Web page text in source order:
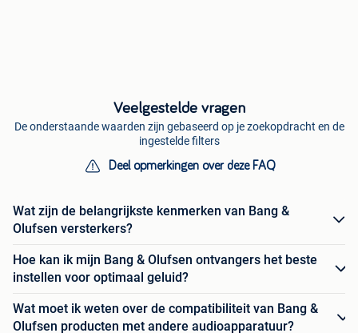
Veelgestelde vragen
De onderstaande waarden zijn gebaseerd op je zoekopdracht en de
ingestelde filters
Deel opmerkingen over deze FAQ
Wat zijn de belangrijkste kenmerken van Bang &
Olufsen versterkers?
Hoe kan ik mijn Bang & Olufsen ontvangers het beste
instellen voor optimaal geluid?
Wat moet ik weten over de compatibiliteit van Bang &
Olufsen producten met andere audioapparatuur?